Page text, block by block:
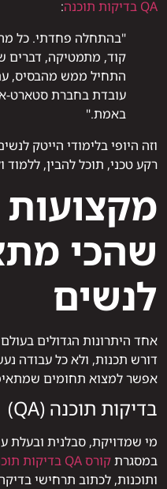
QA בדיקות תוכנה
:
"בהתחלה פחדתי. כל
קוד, מתמטיקה, דברים
התחיל ממש מהבסיס, עם
עובדת בחברת סטארט-
באמת."
וזה היופי בלימודי הייטק
רקע טכני, תוכל להבין, ללמוד
שהכי
לנשים
אחד היתרונות הגדולים
דורש תכנות, ולא כל עבודה
אפשר למצוא תחומים
בדיקות תוכנה (QA)
מי שמדויקת, סבלנית ובעלת
במסגרתקורס QA בדיקות תוכנה
ותוכנות, לכתוב תרחישי